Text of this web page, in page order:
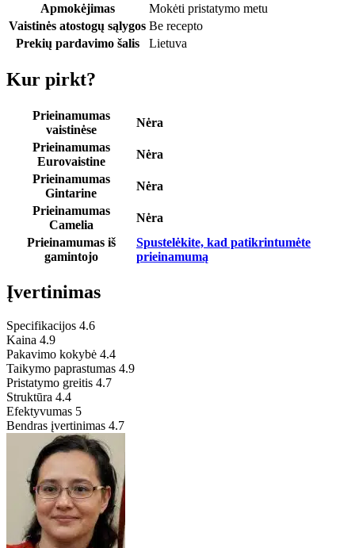
Apmokėjimas
Mokėti pristatymo metu
Vaistinės atostogų sąlygos Be recepto
Prekių pardavimo šalis
Lietuva
Kur pirkt?
Prieinamumas
vaistinėse
Nėra
Prieinamumas
Eurovaistine
Nėra
Prieinamumas
Gintarine
Nėra
Prieinamumas
Camelia
Nėra
Prieinamumas iš
gamintojo
Spustelėkite, kad patikrintumėte
prieinamumą
Įvertinimas
Specifikacijos 4.6
Kaina 4.9
Pakavimo kokybė 4.4
Taikymo paprastumas 4.9
Pristatymo greitis 4.7
Struktūra 4.4
Efektyvumas 5
Bendras įvertinimas 4.7